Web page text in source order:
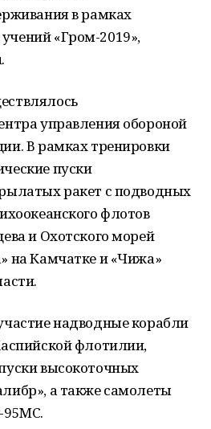
в рамках
«Гром-2019»,
управления обороной
В рамках тренировки
пуски
ракет с подводных
флотов
и Охотского морей
на Камчатке и «Чижа»
надводные корабли
флотилии,
высокоточных
а также самолеты
95МС.